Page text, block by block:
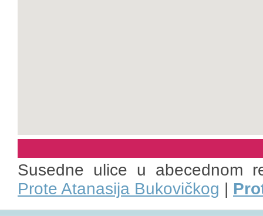
Susedne ulice u abecednom
Prote Atanasija Bukovičkog |